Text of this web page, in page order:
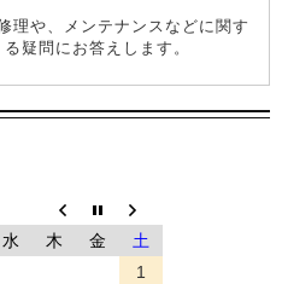
理や、メンテナンスなどに関す
る疑問にお答えします。
水 木 金
土
1